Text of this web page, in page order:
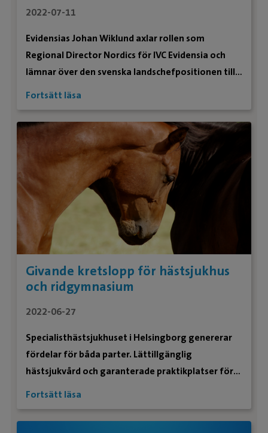
2022-07-11
Evidensias Johan Wiklund axlar rollen som
Regional Director Nordics för IVC Evidensia och
lämnar över den svenska landschefpositionen till
Evelina Ögren.
Fortsätt läsa
Givande kretslopp för hästsjukhus
och ridgymnasium
2022-06-27
Specialisthästsjukhuset i Helsingborg genererar
fördelar för båda parter. Lättillgänglig
hästsjukvård och garanterade praktikplatser för
Fortsätt läsa